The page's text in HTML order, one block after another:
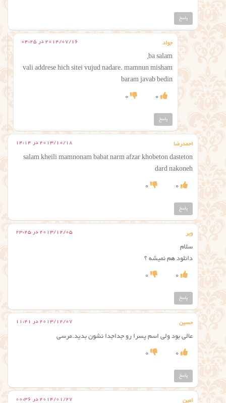
پاسخ
جواد 2014/07/16 در 04:25
ba salam,
vali addrese hich sitei vujud nadare. mamnun misham
baram javab bedin
0
0
پاسخ
احمدرضا 2013/10/18 در 14:14
salam kheili mamnonam babat narm afzar khobeton dasteton
dard nakoneh
0
0
پاسخ
ویر 2013/12/05 در 23:25
سلام
دانلود هم نمیشه ؟
0
0
پاسخ
حسین 2013/12/07 در 11:21
عالی بود ولی اسم پسرا رو جداجدا نشون بدید.مرسی
0
0
پاسخ
امین 2014/01/27 در 00:36